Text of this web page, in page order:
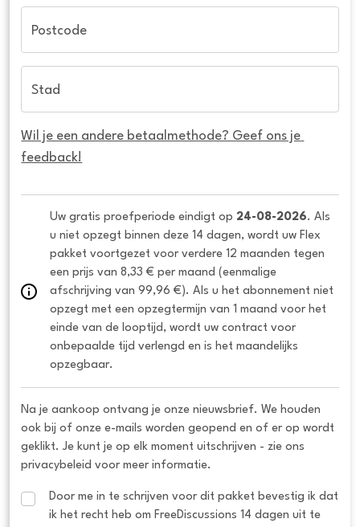
Postcode
Stad
Wil je een andere betaalmethode? Geef ons je
feedback!
Uw gratis proefperiode eindigt op 24-08-2026. Als
u niet opzegt binnen deze 14 dagen, wordt uw Flex
pakket voortgezet voor verdere 12 maanden tegen
een prijs van 8,33 € per maand (eenmalige
afschrijving van 99,96 €). Als u het abonnement niet
opzegt met een opzegtermijn van 1 maand voor het
einde van de looptijd, wordt uw contract voor
onbepaalde tijd verlengd en is het maandelijks
opzegbaar.
Na je aankoop ontvang je onze nieuwsbrief. We houden
ook bij of onze e-mails worden geopend en of er op wordt
geklikt. Je kunt je op elk moment uitschrijven - zie ons
privacybeleid voor meer informatie.
Door me in te schrijven voor dit pakket bevestig ik dat
ik het recht heb om FreeDiscussions 14 dagen uit te